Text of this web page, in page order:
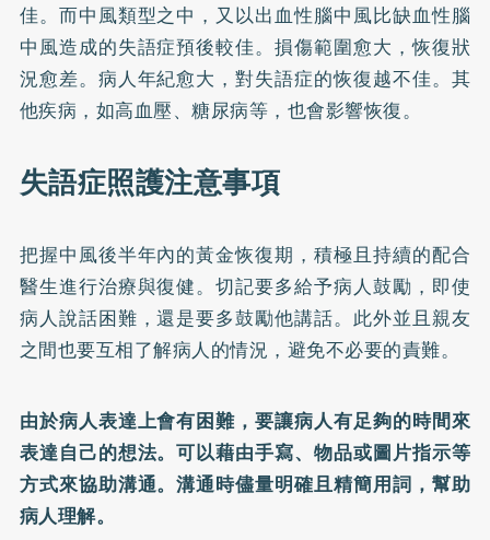
佳。而中風類型之中，又以出血性腦中風比缺血性腦
中風造成的失語症預後較佳。損傷範圍愈大，恢復狀
況愈差。病人年紀愈大，對失語症的恢復越不佳。其
他疾病，如高血壓、糖尿病等，也會影響恢復。
失語症照護注意事項
把握中風後半年內的黃金恢復期，積極且持續的配合
醫生進行治療與復健。切記要多給予病人鼓勵，即使
病人說話困難，還是要多鼓勵他講話。此外並且親友
之間也要互相了解病人的情況，避免不必要的責難。
由於病人表達上會有困難，要讓病人有足夠的時間來
表達自己的想法。可以藉由手寫、物品或圖片指示等
方式來協助溝通。溝通時儘量明確且精簡用詞，幫助
病人理解。